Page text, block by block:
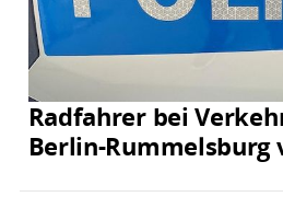
Radfahrer bei
Berlin-Rummelsburg